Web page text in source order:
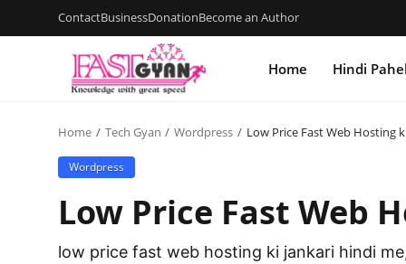
ContactBusinessDonationBecome an Author
Home Hindi
Home Tech Gyan Wordpress Low Price Fast Web Hosting
Wordpress
Low Price Fast Web
low price fast web hosting ki jankari hindi